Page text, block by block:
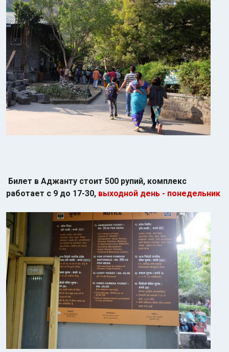
Билет в Аджанту стоит 500 рупий, комплекс
работает с 9 до 17-30, выходной день - понедельник